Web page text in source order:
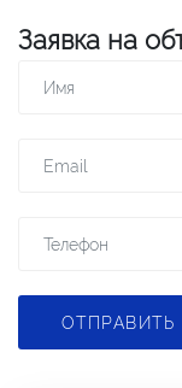
Заявка на
ОТПРАВИТЬ